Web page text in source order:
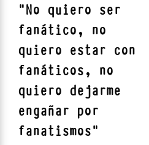
"No quiero ser
fanático, no
quiero estar con
fanáticos, no
quiero dejarme
engañar por
fanatismos"